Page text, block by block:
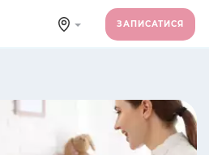
ЗАПИСАТИСЯ